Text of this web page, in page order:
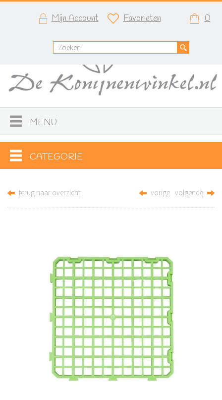
Mijn Account Favorieten 0
MENU
CATEGORIE
terug naar overzicht vorige volgende